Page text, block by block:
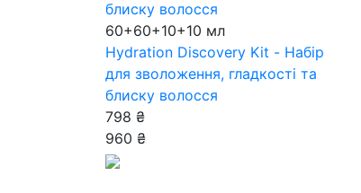
60+60+10+10 мл
Hydration Discovery Kit - Набір
для зволоження, гладкості та
блиску волосся
798 ₴
960 ₴